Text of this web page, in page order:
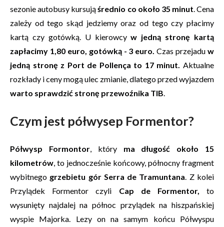
sezonie autobusy kursująśrednio co około 35 minut. Cena
zależy od tego skąd jedziemy oraz od tego czy płacimy
kartą czy gotówką. U kierowcyw jedną stronę kartą
zapłacimy 1,80 euro, gotówką - 3 euro. Czas przejaduw
jedną stronę z Port de Pollença to 17 minut. Aktualne
rozkłady i ceny mogą ulec zmianie, dlatego przed wyjazdem
warto sprawdzić stronę przewoźnika TIB.
Czym jest półwysep Formentor?
Półwysp Formontor, który ma długość około 15
kilometrów, to jednocześnie końcowy, północny fragment
wybitnego grzebietu gór Serra de Tramuntana. Z kolei
Przylądek Formentor czyli Cap de Formentor, to
wysunięty najdalej na północ przylądek na hiszpańskiej
wyspie Majorka. Lezy on na samym końcu Półwyspu